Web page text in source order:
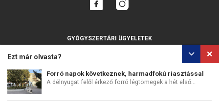
Ezt már olvasta?
Forró napok következnek, harmadfokú riasztással
A délnyugat felől érkező forró légtömegek a hét első...
GYÓGYSZERTÁRI ÜGYELETEK
SZEMÉLYES ADATOK VÉDELME